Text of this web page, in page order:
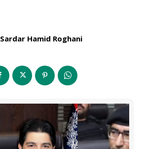
Sardar Hamid Roghani